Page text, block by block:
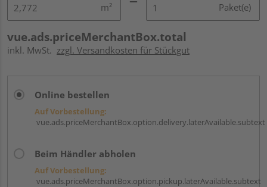
m² Paket(e)
vue.ads.priceMerchantBox.total
inkl. MwSt. zzgl. Versandkosten für Stückgut
Online bestellen
Auf Vorbestellung:
vue.ads.priceMerchantBox.option.delivery.laterAvailable.subtext
Beim Händler abholen
Auf Vorbestellung:
vue.ads.priceMerchantBox.option.pickup.laterAvailable.subtext